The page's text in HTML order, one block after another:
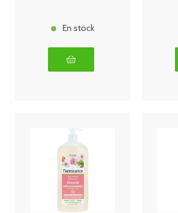
En stock